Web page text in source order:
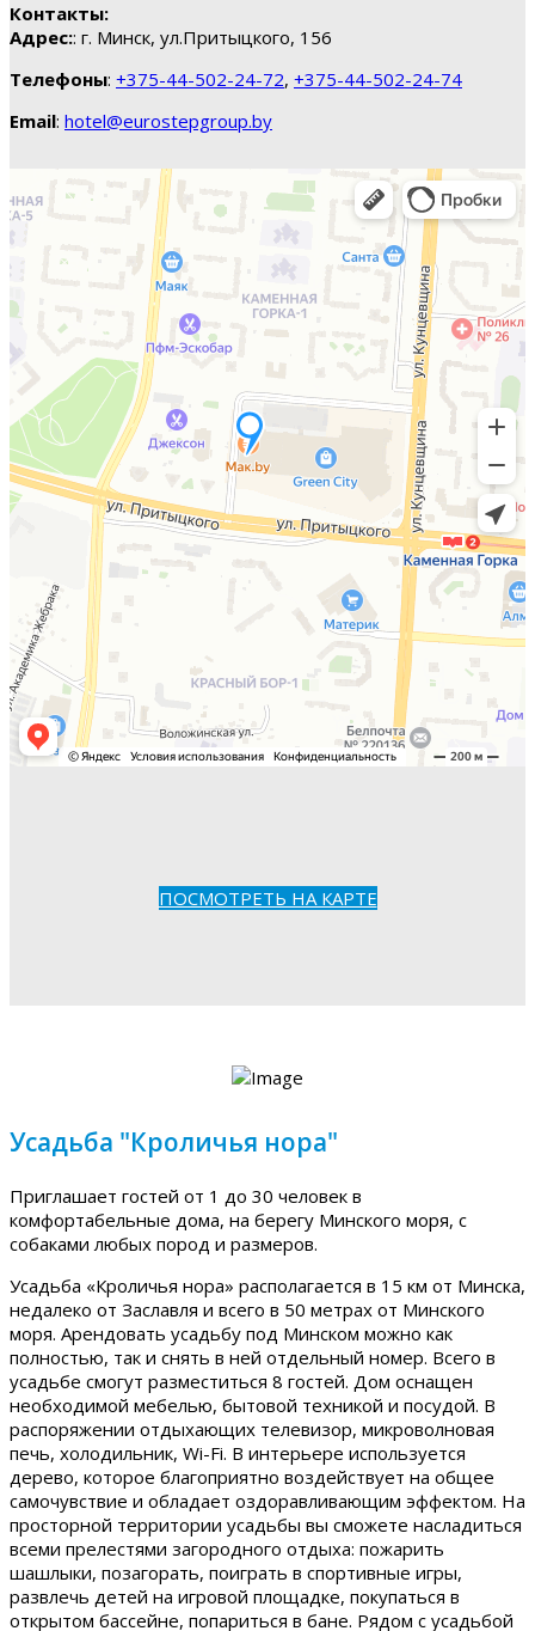
Контакты:
Адрес:: г. Минск, ул.Притыцкого, 156
Телефоны: +375-44-502-24-72, +375-44-502-24-74
Email: hotel@eurostepgroup.by
ПОСМОТРЕТЬ НА КАРТЕ
Усадьба "Кроличья нора"
Приглашает гостей от 1 до 30 человек в
комфортабельные дома, на берегу Минского моря, с
собаками любых пород и размеров.
Усадьба «Кроличья нора» располагается в 15 км от Минска,
недалеко от Заславля и всего в 50 метрах от Минского
моря. Арендовать усадьбу под Минском можно как
полностью, так и снять в ней отдельный номер. Всего в
усадьбе смогут разместиться 8 гостей. Дом оснащен
необходимой мебелью, бытовой техникой и посудой. В
распоряжении отдыхающих телевизор, микроволновая
печь, холодильник, Wi-Fi. В интерьере используется
дерево, которое благоприятно воздействует на общее
самочувствие и обладает оздоравливающим эффектом. На
просторной территории усадьбы вы сможете насладиться
всеми прелестями загородного отдыха: пожарить
шашлыки, позагорать, поиграть в спортивные игры,
развлечь детей на игровой площадке, покупаться в
открытом бассейне, попариться в бане. Рядом с усадьбой